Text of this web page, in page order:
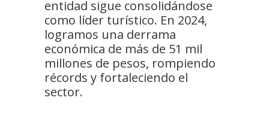
entidad sigue consolidándose
como líder turístico. En 2024,
logramos una derrama
económica de más de 51 mil
millones de pesos, rompiendo
récords y fortaleciendo el
sector.